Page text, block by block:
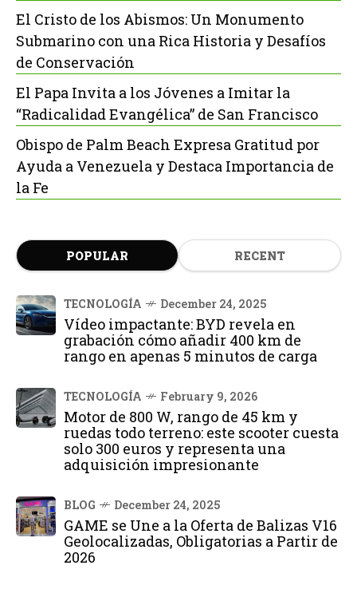
El Cristo de los Abismos: Un Monumento
Submarino con una Rica Historia y Desafíos
de Conservación
El Papa Invita a los Jóvenes a Imitar la
“Radicalidad Evangélica” de San Francisco
Obispo de Palm Beach Expresa Gratitud por
Ayuda a Venezuela y Destaca Importancia de
la Fe
POPULAR RECENT
TECNOLOGÍA December 24, 2025
Vídeo impactante: BYD revela en
grabación cómo añadir 400 km de
rango en apenas 5 minutos de carga
TECNOLOGÍA February 9, 2026
Motor de 800 W, rango de 45 km y
ruedas todo terreno: este scooter cuesta
solo 300 euros y representa una
adquisición impresionante
BLOG December 24, 2025
GAME se Une a la Oferta de Balizas V16
Geolocalizadas, Obligatorias a Partir de
2026